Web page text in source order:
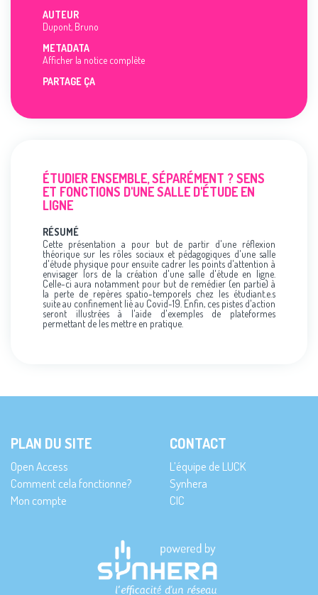
AUTEUR
Dupont, Bruno
METADATA
Afficher la notice complète
PARTAGE ÇA
ÉTUDIER ENSEMBLE, SÉPARÉMENT ? SENS
ET FONCTIONS D'UNE SALLE D'ÉTUDE EN
LIGNE
RÉSUMÉ
Cette présentation a pour but de partir d'une réflexion
théorique sur les rôles sociaux et pédagogiques d'une salle
d'étude physique pour ensuite cadrer les points d'attention à
envisager lors de la création d'une salle d'étude en ligne.
Celle-ci aura notamment pour but de remédier (en partie) à
la perte de repères spatio-temporels chez les étudiant.e.s
suite au confinement lié au Covid-19. Enfin, ces pistes d'action
seront illustrées à l'aide d'exemples de plateformes
permettant de les mettre en pratique.
PLAN DU SITE
Open Access
Comment cela fonctionne?
Mon compte
CONTACT
L’équipe de LUCK
Synhera
CIC